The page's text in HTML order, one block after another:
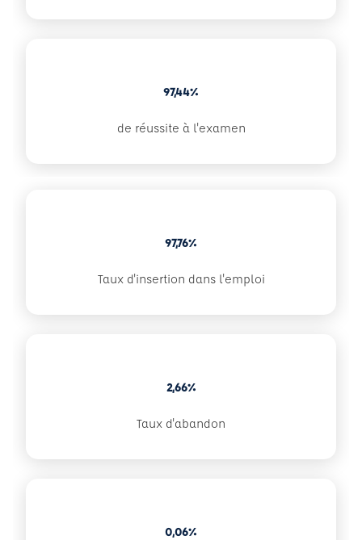
97,44%
de réussite à l'examen
97,76%
Taux d'insertion dans l'emploi
2,66%
Taux d'abandon
0,06%